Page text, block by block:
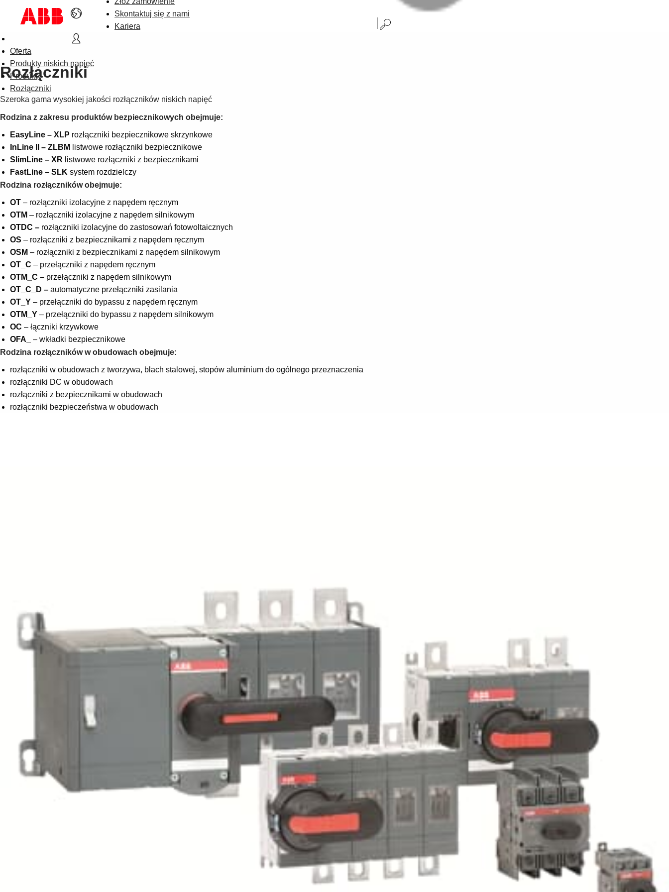
Skontaktuj się z nami
Kariera
Oferta
Produkty niskich napięć
Produkty
Rozłączniki
Rozłączniki
Szeroka gama wysokiej jakości rozłączników niskich napięć
Rodzina z zakresu produktów bezpiecznikowych obejmuje:
EasyLine – XLP rozłączniki bezpiecznikowe skrzynkowe
InLine II – ZLBM
listwowe rozłączniki bezpiecznikowe
SlimLine – XR listwowe rozłączniki z bezpiecznikami
FastLine – SLK system rozdzielczy
Rodzina rozłączników obejmuje:
OT – rozłączniki izolacyjne z napędem ręcznym
OTM – rozłączniki izolacyjne z napędem silnikowym
OTDC – rozłączniki izolacyjne do zastosowań fotowoltaicznych
OS – rozłączniki z bezpiecznikami z napędem ręcznym
OSM – rozłączniki z bezpiecznikami z napędem silnikowym
OT_C – przełączniki z napędem ręcznym
OTM_C – przełączniki z napędem silnikowym
OT_C_D – automatyczne przełączniki zasilania
OT_Y – przełączniki do bypassu z napędem ręcznym
OTM_Y – przełączniki do bypassu z napędem silnikowym
OC – łączniki krzywkowe
OFA_
– wkładki bezpiecznikowe
Rodzina rozłączników w obudowach obejmuje:
rozłączniki w obudowach z tworzywa, blach stalowej, stopów aluminium do ogólnego przeznaczenia
rozłączniki DC w obudowach
rozłączniki z bezpiecznikami w obudowach
rozłączniki bezpieczeństwa w obudowach